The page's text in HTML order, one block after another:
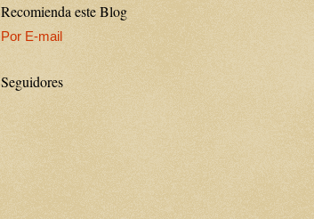
Recomienda este Blog
Por E-mail
Seguidores